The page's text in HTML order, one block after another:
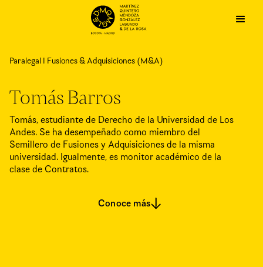
Paralegal I Fusiones & Adquisiciones (M&A)
Tomás Barros
Tomás, estudiante de Derecho de la Universidad de Los
Andes. Se ha desempeñado como miembro del
Semillero de Fusiones y Adquisiciones de la misma
universidad. Igualmente, es monitor académico de la
clase de Contratos.
Conoce más